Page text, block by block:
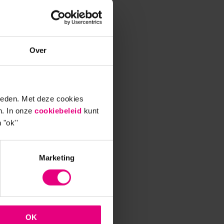
Over
Met deze cookies
In onze cookiebeleid kunt
"ok''
Marketing
OK
uit
uit